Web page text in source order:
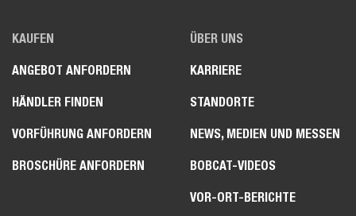
KAUFEN
ANGEBOT ANFORDERN
HÄNDLER FINDEN
VORFÜHRUNG ANFORDERN
BROSCHÜRE ANFORDERN
ÜBER UNS
KARRIERE
STANDORTE
NEWS, MEDIEN UND MESSEN
BOBCAT-VIDEOS
VOR-ORT-BERICHTE